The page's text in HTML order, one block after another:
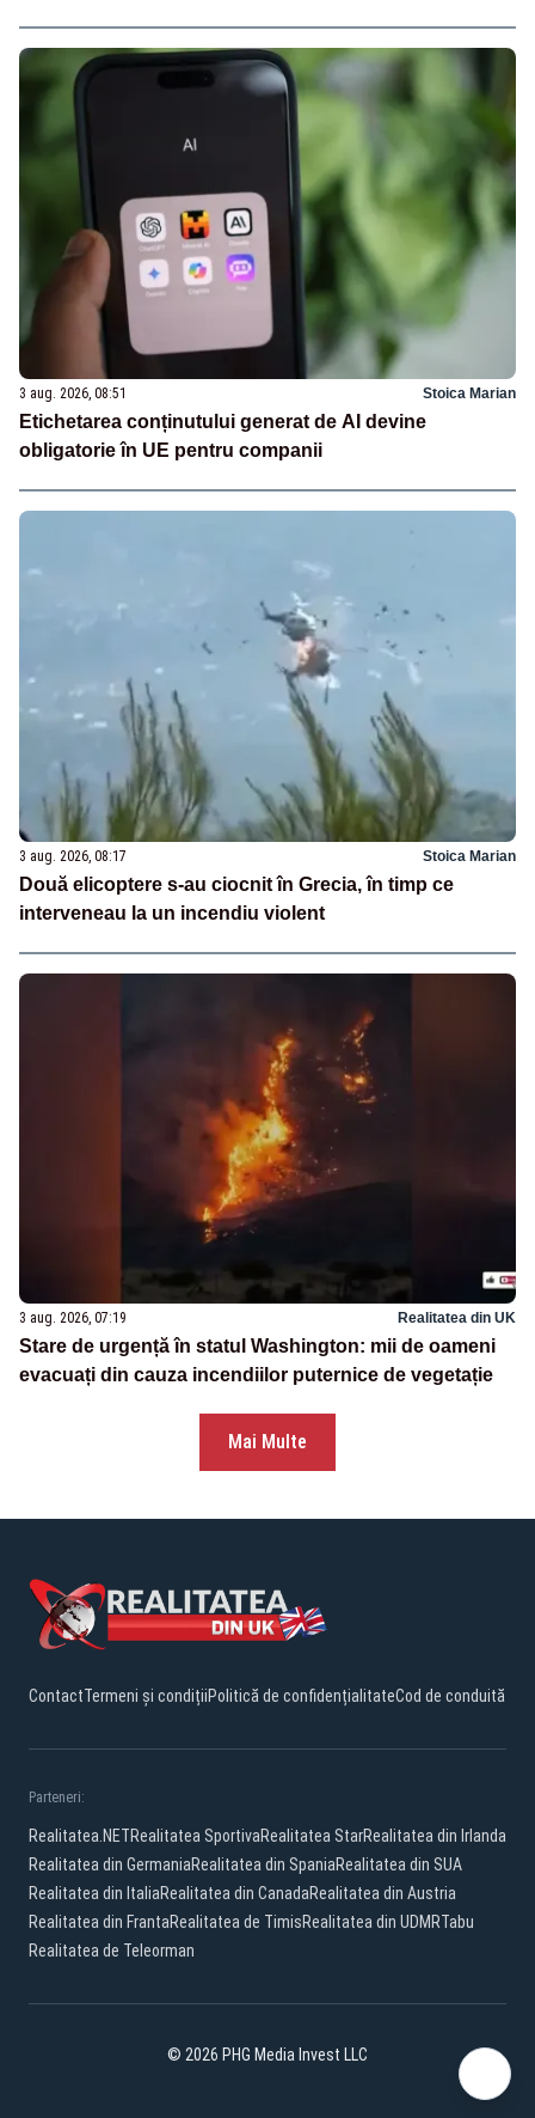
3 aug. 2026, 08:51 Stoica Marian
Etichetarea conținutului generat de AI devine
obligatorie în UE pentru companii
3 aug. 2026, 08:17 Stoica Marian
Două elicoptere s-au ciocnit în Grecia, în timp ce
interveneau la un incendiu violent
3 aug. 2026, 07:19 Realitatea din UK
Stare de urgență în statul Washington: mii de oameni
evacuați din cauza incendiilor puternice de vegetație
Mai Multe
ContactTermeni și condițiiPolitică de confidențialitateCod de conduită
Parteneri:
Realitatea.NETRealitatea SportivaRealitatea StarRealitatea din Irlanda
Realitatea din GermaniaRealitatea din SpaniaRealitatea din SUA
Realitatea din ItaliaRealitatea din CanadaRealitatea din Austria
Realitatea din FrantaRealitatea de TimisRealitatea din UDMRTabu
Realitatea de Teleorman
© 2026 PHG Media Invest LLC